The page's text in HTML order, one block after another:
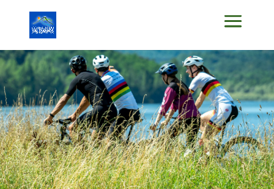
Projet
Universitaire